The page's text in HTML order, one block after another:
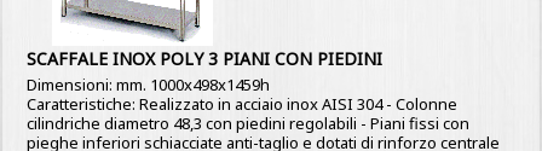
SCAFFALE INOX POLY 3 PIANI CON PIEDINI
Dimensioni: mm. 1000x498x1459h
Caratteristiche: Realizzato in acciaio inox AISI 304 - Colonne
cilindriche diametro 48,3 con piedini regolabili - Piani fissi con
pieghe inferiori schiacciate anti-taglio e dotati di rinforzo centrale